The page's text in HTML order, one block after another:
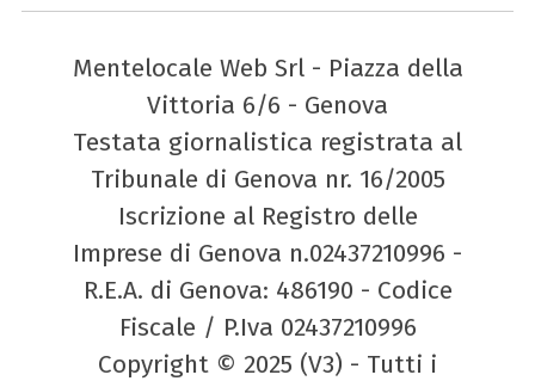
Mentelocale Web Srl - Piazza della
Vittoria 6/6 - Genova
Testata giornalistica registrata al
Tribunale di Genova nr. 16/2005
Iscrizione al Registro delle
Imprese di Genova n.02437210996 -
R.E.A. di Genova: 486190 - Codice
Fiscale / P.Iva 02437210996
Copyright © 2025 (V3) - Tutti i